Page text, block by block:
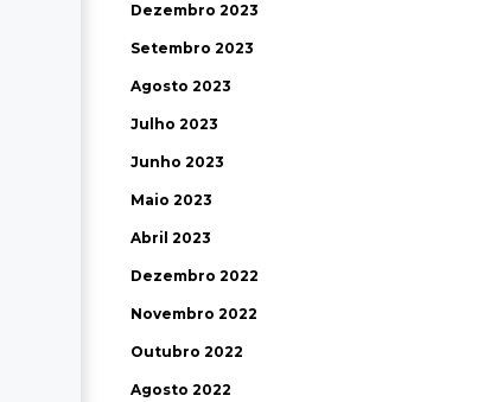
Dezembro 2023
Setembro 2023
Agosto 2023
Julho 2023
Junho 2023
Maio 2023
Abril 2023
Dezembro 2022
Novembro 2022
Outubro 2022
Agosto 2022